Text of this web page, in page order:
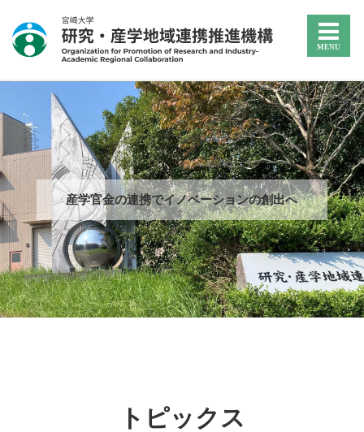
産学官金の連携でイノベーションの創出へ
トピックス